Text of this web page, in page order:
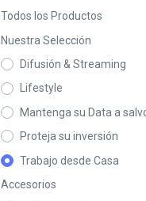
Todos los Productos
Nuestra Selección
Difusión & Streaming
Lifestyle
Mantenga su Data a
Proteja su inversión
Trabajo desde Casa
Accesorios